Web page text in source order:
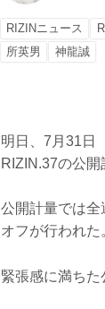
RIZINニュース
所英男
神龍誠
明日、7月31日
RIZIN.37の公開
公開計量では全
オフが行われた
緊張感に満ちた